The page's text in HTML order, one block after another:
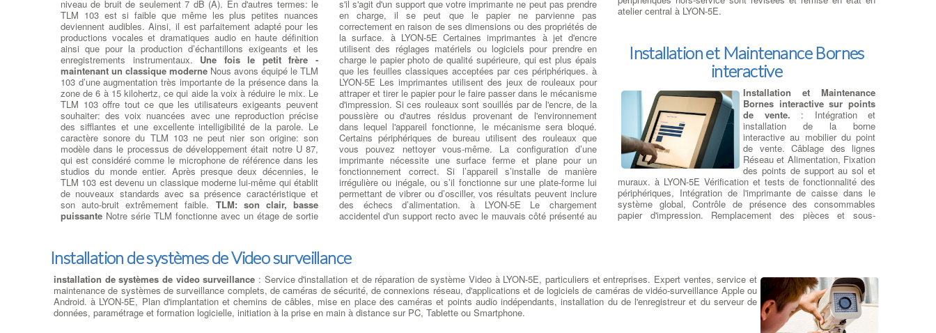
lecteur - Graveur cd dvd :
Rajout ou Réparation lecteurs
DC/DVD: Pour la lecture et la
gravure de tous vos médias
Cdrom ou DVD, nous avons
sélectionné pour vous le meilleur
des lecteurs et graveurs
CD/DVD et Blu-ray. à LYON-5E Que vous recherchiez un
lecteur-graveur Optique interne ou externe, nous remplaçons
votre lecteur HS par un lecteur/Graveur des plus grandes
marques : LG, Samsung, Asus, Lite-On et Pioneer … à LYON-
5E CD-ROM, DVD-ROM et les lecteurs Blu-ray sont disponibles
dans les types de lecteurs réinscriptibles. RW ont toutes les
fonctionnalités de leurs homologues en lecture seule, mais peut
aussi écrire des données sur le disque. Écrire des vitesses
sont généralement plus lent que vitesses de lecture pour
maintenir la stabilité .
Ajouter ou Remplacer les
barettes mémoires:Ajout
les logiciels et jeux récents sont
de véritables consommateurs de
mémoire. Pour donner un bon
coup de souffle à votre PC ,
votre Mac ou votre PC portable, augmentez la taille de la
mémoire vive de votre ordinateur . à LYON-5E De la mémoire
vive 1 Go à 128 Go de 400 MHz à 4333 MHz, les meilleures
spécialiste des écrans de
remplacementLCD et LED pour
: ordinateur portable, tablettes et
smartphones, avec : Un grand
choix de références à LYON-5E :
plus de 73000 articles, Une
vaste connaissance despièces détachées informatiques,
Une expérience de plus de 15 ans dans la réparation
d'ordinateurs portables, Des tarifs moins chers et des délais
optimisés. Les fabricants d'ordinateurs portables peuvent
utiliser plus qu'un seul type d'écran diffèrent pour un même
modèle d'ordinateur portable. En plus de cela à LYON-5E,
les fabricants d'écrans LCD publie de nouveaux modèles tous
les 3-6 mois et votre écran d'origine peuvent être dépassés
techniquement ou bien ne plus être disponible. Il existe des
modèles d'écrans plus récentssur le marché et ils auront une
Changement de disque dur sur PC
Portables
Dépanner et changer le SSD
niveau de bruit de seulement 7 dB (A). En d'autres termes: le
TLM 103 est si faible que même les plus petites nuances
deviennent audibles. Ainsi, il est parfaitement adapté pour les
productions vocales et dramatiques audio en haute définition
ainsi que pour la production d’échantillons exigeants et les
enregistrements instrumentaux. Une fois le petit frère -
maintenant un classique moderne Nous avons équipé le TLM
103 d’une augmentation très importante de la présence dans la
zone de 6 à 15 kilohertz, ce qui aide la voix à réduire le mix. Le
TLM 103 offre tout ce que les utilisateurs exigeants peuvent
souhaiter: des voix nuancées avec une reproduction précise
des sifflantes et une excellente intelligibilité de la parole. Le
caractère sonore du TLM 103 ne peut nier son origine: son
modèle dans le processus de développement était notre U 87,
qui est considéré comme le microphone de référence dans les
studios du monde entier. Après presque deux décennies, le
TLM 103 est devenu un classique moderne lui-même qui établit
de nouveaux standards avec sa présence caractéristique et
son auto-bruit extrêmement faible. TLM: son clair, basse
puissante Notre série TLM fonctionne avec un étage de sortie
basses puissante jusqu'aux fréquences les plus basses. Son
étage de sortie sans transformateur rend également le
microphone résistant aux champs électromagnétiques et
minimise les pertes de transmission.Source :Neumann-Berlin
Choisir la pate thermique pour
cpu à LYON-5E
: Composé
s'il s'agit d'un support que votre imprimante ne peut pas prendre
en charge, il se peut que le papier ne parvienne pas
correctement en raison de ses dimensions ou des propriétés de
la surface. à LYON-5E Certaines imprimantes à jet d'encre
utilisent des réglages matériels ou logiciels pour prendre en
charge le papier photo de qualité supérieure, qui est plus épais
que les feuilles classiques acceptées par ces périphériques. à
LYON-5E Les imprimantes utilisent des jeux de rouleaux pour
attraper et tirer le papier pour le faire passer dans le mécanisme
d'impression. Si ces rouleaux sont souillés par de l'encre, de la
poussière ou d'autres résidus provenant de l'environnement
dans lequel l'appareil fonctionne, le mécanisme sera bloqué.
Certains périphériques de bureau utilisent des rouleaux que
vous pouvez nettoyer vous-même. La configuration d’une
imprimante nécessite une surface ferme et plane pour un
fonctionnement correct. Si l’appareil s’installe de manière
irrégulière ou inégale, ou s’il fonctionne sur une plate-forme lui
permettant de vibrer ou d’osciller, vos résultats peuvent inclure
des échecs d’alimentation. à LYON-5E Le chargement
accidentel d'un support recto avec le mauvais côté présenté au
modifier la flexibilité et d'autres propriétés d'impression de votre
atelier central à LYON-5E.
Installation et Maintenance Bornes
interactive
Installation et Maintenance
Bornes interactive sur points
de vente. : Intégration et
installation de la borne
interactive au mobilier du point
de vente. Câblage des lignes
Réseau et Alimentation, Fixation
des points de support au sol et
muraux. à LYON-5E Vérification et tests de fonctionnalité des
périphériques, Intégration de l'imprimante de caisse dans le
système global, Contrôle de présence des consommables
papier d'impression. Remplacement des pièces et sous-
Installation de systèmes de Video surveillance
installation de systèmes de video surveillance : Service d'installation et de réparation de système Video à LYON-5E, particuliers et entreprises. Expert ventes, service et
maintenance de systèmes de surveillance complets, de caméras de sécurité, de connexions réseau, d'applications et de logiciels de caméras de vidéo-surveillance Apple ou
Android. à LYON-5E, Plan d'implantation et chemins de câbles, mise en place des caméras et points audio indépendants, installation du de l'enregistreur et du serveur de
données, paramétrage et formation logicielle, initiation à la prise en main à distance sur PC, Tablette ou Smartphone.